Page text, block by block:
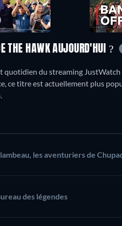
THE HAWK AUJOURD'HUI ?
quotidien du streaming
ce titre est actuellement plus
les aventuriers de
des légendes